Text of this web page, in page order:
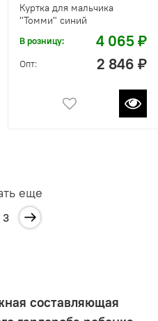
Куртка для мальчика
"Томми" синий
В розницу: 4 065 ₽
Опт: 2 846 ₽
еще
3
составляющая